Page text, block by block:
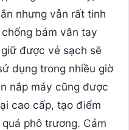
nhưng vẫn rất tinh
bám vân tay
được vẻ sạch sẽ
dụng trong nhiều giờ
nắp máy cũng được
cao cấp, tạo điểm
phô trương. Cảm